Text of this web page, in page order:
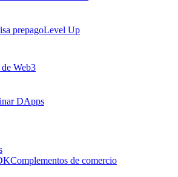
prepagoLevel Up
de Web3
DApps
Complementos de comercio